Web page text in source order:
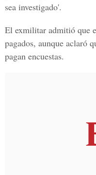
sea investigado'.
El exmilitar admitió que
pagados, aunque aclaró
pagan encuestas.